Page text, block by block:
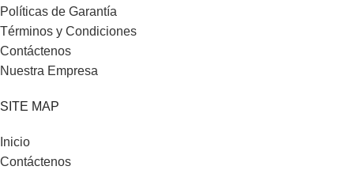
Políticas de Garantía
Términos y Condiciones
Contáctenos
Nuestra Empresa
SITE MAP
Inicio
Contáctenos